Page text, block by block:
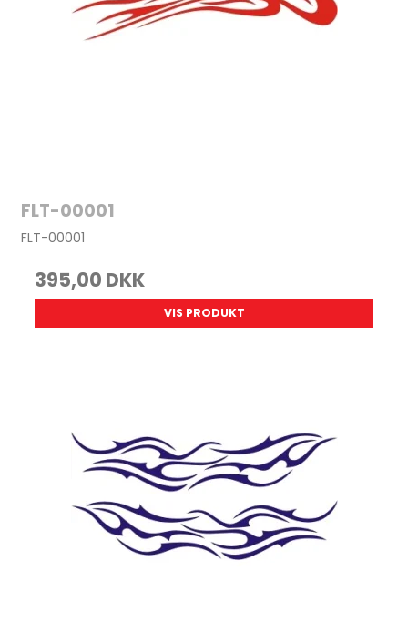
FLT-00001
FLT-00001
395,00 DKK
VIS PRODUKT